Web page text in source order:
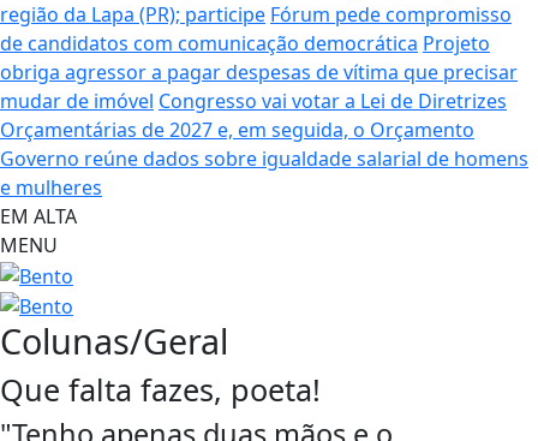
região da Lapa (PR); participe Fórum pede compromisso
de candidatos com comunicação democrática Projeto
obriga agressor a pagar despesas de vítima que precisar
mudar de imóvel Congresso vai votar a Lei de Diretrizes
Orçamentárias de 2027 e, em seguida, o Orçamento
Governo reúne dados sobre igualdade salarial de homens
e mulheres
EM ALTA
MENU
Colunas/Geral
Que falta fazes, poeta!